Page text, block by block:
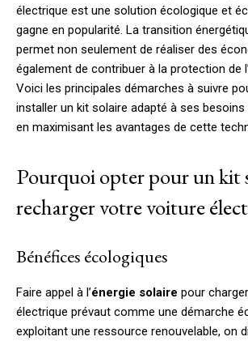
électrique est une solution écologique et
gagne en popularité. La transition
permet non seulement de réaliser des
également de contribuer à la protection de
Voici les principales démarches à suivre
installer un kit solaire adapté à ses
en maximisant les avantages de cette
Pourquoi opter pour un kit
recharger votre voiture
Bénéfices écologiques
Faire appel à l’énergie solaire pour
électrique prévaut comme une démarche
exploitant une ressource renouvelable, on